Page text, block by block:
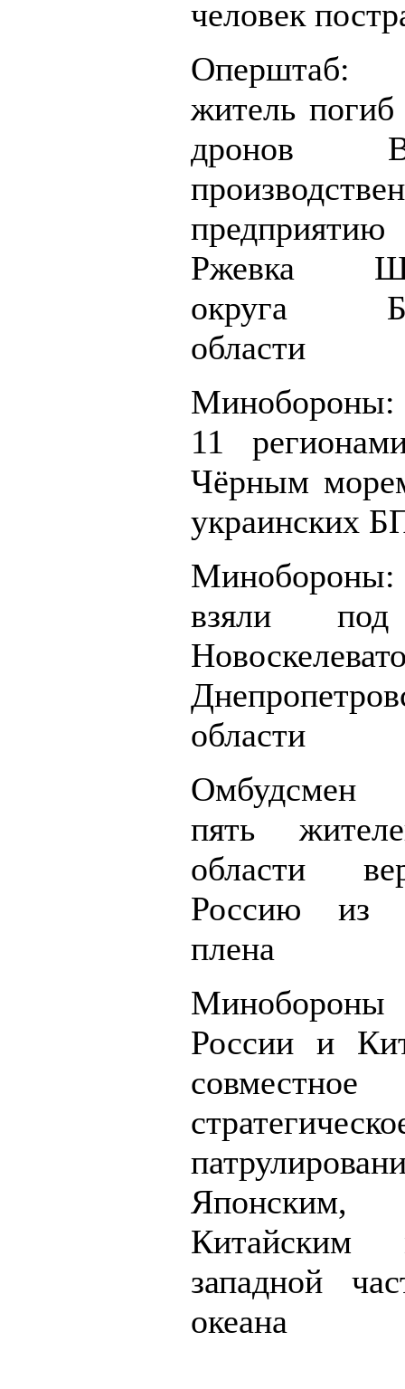
человек
житель погиб
дронов
Ржевка
округа
области
Минобороны:
11
Чёрным
украинских
взяли под
области
Омбудсмен
пять
области
Россию из
плена
России и
совместное
Японским,
западной
океана